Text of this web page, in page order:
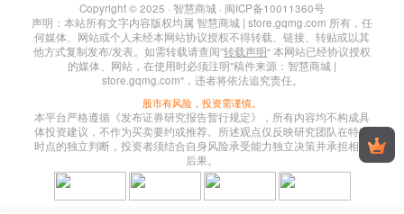
Copyright © 2025 · 智慧商城 · 闽ICP备10011360号
声明：本站所有文字内容版权均属 智慧商城 | store.gqmg.com 所有，任
何媒体、网站或个人未经本网站协议授权不得转载、链接、转贴或以其
他方式复制发布/发表。如需转载请查阅”转载声明“ 本网站已经协议授权
的媒体、网站，在使用时必须注明"稿件来源：智慧商城 |
store.gqmg.com"，违者将依法追究责任。
股市有风险，投资需谨慎。
本平台严格遵循《发布证券研究报告暂行规定》，所有内容均不构成具
体投资建议，不作为买卖要约或推荐。所述观点仅反映研究团队在特定
时点的独立判断，投资者须结合自身风险承受能力独立决策并承担相应
后果。